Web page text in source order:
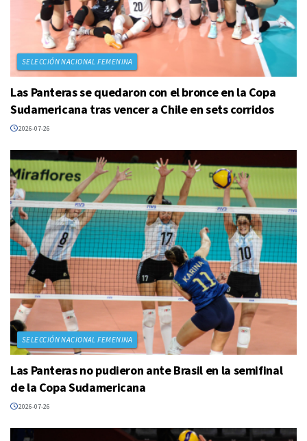
SELECCIÓN NACIONAL FEMENINA
Las Panteras se quedaron con el bronce en la Copa
Sudamericana tras vencer a Chile en sets corridos
2026-07-26
SELECCIÓN NACIONAL FEMENINA
Las Panteras no pudieron ante Brasil en la semifinal
de la Copa Sudamericana
2026-07-26